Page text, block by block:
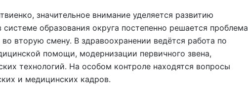
значительное внимание уделяется развитию
образования округа постепенно решается проблема
вторую смену. В здравоохранении ведётся работа по
помощи, модернизации первичного звена,
технологий. На особом контроле находятся вопросы
и медицинских кадров.